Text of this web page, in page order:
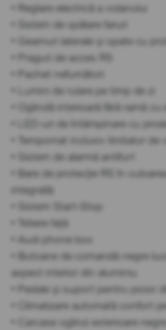
• Reglare electrică a volanului
• Sistem de spălare faruri
• Geamuri laterale și spate cu
• Praguri de acces RS
• Pachet nefumători
• Lumini de rulare pe timp de zi
• Oglindă interioară fără ramă
• LED-uri de întâmpinare cu
• Tempomat inclusiv limitator de
• Sistem de alarmă antifurt
• Bare de protecție RS în
integrală)
• Sistem Start-Stop
• Tetiere față
• Audi phone box
• Butoane de comandă negre
aspect interior din aluminiu
• Pedale și suport pentru picior
• Climatizare automată confort
• Carcase oglinzi exterioare negre